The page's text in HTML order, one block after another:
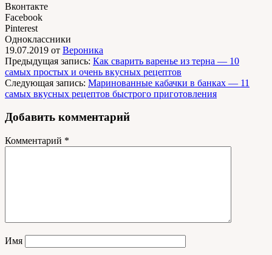
Вконтакте
Facebook
Pinterest
Одноклассники
19.07.2019 от Вероника
Предыдущая запись: Как сварить варенье из терна — 10
самых простых и очень вкусных рецептов
Следующая запись: Маринованные кабачки в банках — 11
самых вкусных рецептов быстрого приготовления
Добавить комментарий
Комментарий *
Имя